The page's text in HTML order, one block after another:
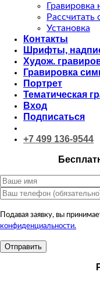
Рассчитать
Установка
Контакты
Шрифты,
Худож.
Гравировка
Портрет
Тематическая
Вход
Подписаться
+7 499 136-9544
Подавая заявку, вы
конфиденциальности.